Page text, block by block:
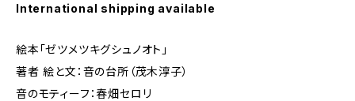
International shipping available
絵本「ゼツメツキグシュノオト」
著者 絵と文：音の台所（茂木淳子）
音のモティーフ：春畑セロリ